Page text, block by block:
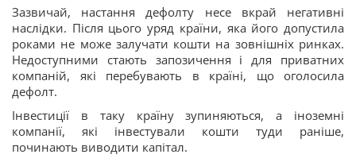
Зазвичай, настання дефолту несе вкрай негативні
наслідки. Після цього уряд країни, яка його допустила
роками не може залучати кошти на зовнішніх ринках.
Недоступними стають запозичення і для приватних
компаній, які перебувають в країні, що оголосила
дефолт.
Інвестиції в таку країну зупиняються, а іноземні
компанії, які інвестували кошти туди раніше,
починають виводити капітал.